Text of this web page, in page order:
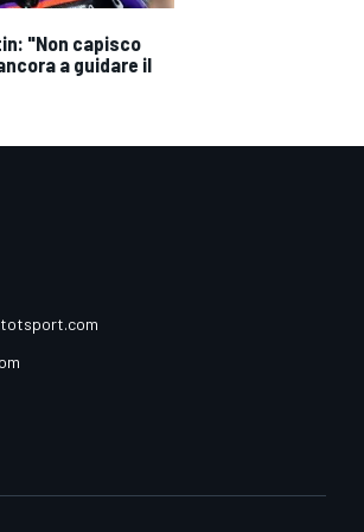
"Non capisco
a guidare il